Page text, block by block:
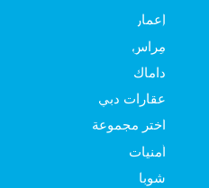
إعمار
مِراس
داماك
عقارات دبي
اختر مجموعة
أمنيات
شوبا